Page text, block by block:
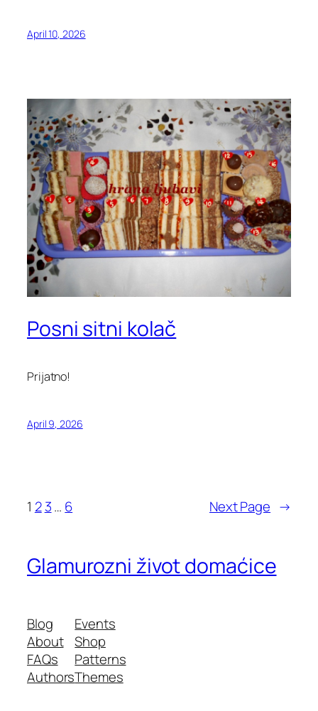
April 10, 2026
Posni sitni kolač
Prijatno!
April 9, 2026
1 2 3… 6 Next Page →
Glamurozni život domaćice
Blog
About
FAQs
Authors
Events
Shop
Patterns
Themes